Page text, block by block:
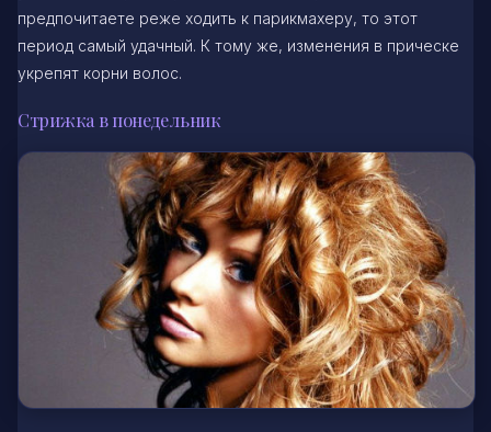
предпочитаете реже ходить к парикмахеру, то этот
период самый удачный. К тому же, изменения в прическе
укрепят корни волос.
Стрижка в понедельник